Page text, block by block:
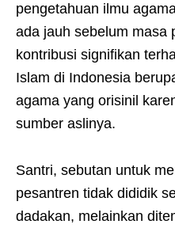
pengetahuan ilmu
ada jauh sebelum masa
kontribusi signifikan
Islam di Indonesia
agama yang orisinil
sumber aslinya.
Santri, sebutan untuk
pesantren tidak dididik
dadakan, melainkan